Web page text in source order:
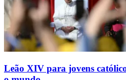
Leão XIV para jovens